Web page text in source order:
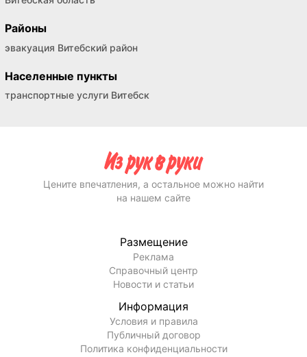
Районы
эвакуация Витебский район
Населенные пункты
транспортные услуги Витебск
Цените впечатления, а остальное можно найти
на нашем сайте
Размещение
Реклама
Справочный центр
Новости и статьи
Информация
Условия и правила
Публичный договор
Политика конфиденциальности